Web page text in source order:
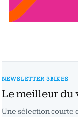
NEWSLETTER 3BIKES
Le meilleur du
Une sélection courte